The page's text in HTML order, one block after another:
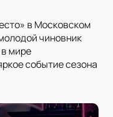
в Московском
чиновник
мире
событие сезона